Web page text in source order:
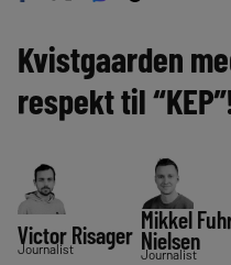
Kvistgaarden
respekt til
Victor Risager
Journalist
Mikkel
Nielsen
Journalist